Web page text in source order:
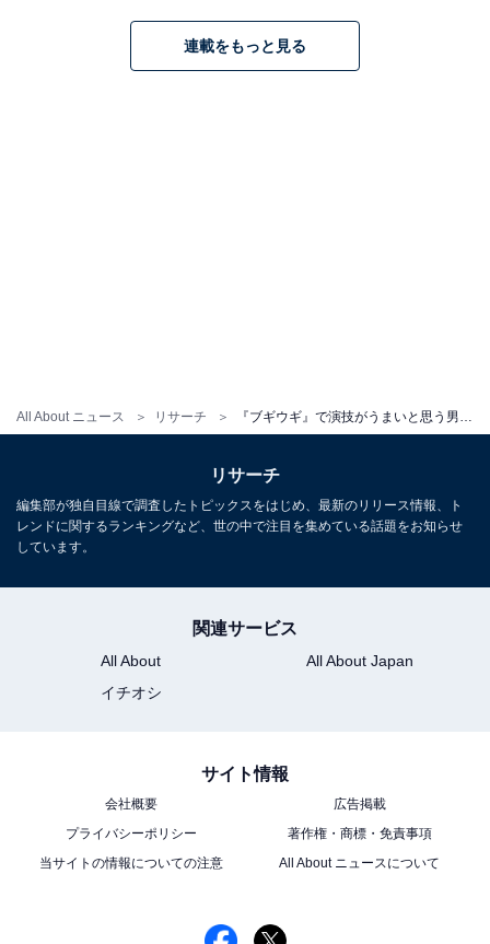
All About ニュース リサーチ
すごいと思います」（30代女性／埼玉県）、「テンショ
ンが高い時の演技が唯一無二だと思うから」（40代女性
ビや芸能人に関するコラムなどを執筆。編集プロダクシ
ョン「ゆるま」を立ち上げる。
次ページ
9位までの全ランキング結果を見
連載をもっと見る
リサーチ
編集部が独自目線で調査したトピックスをはじめ、最新のリリース情報、ト
レンドに関するランキングなど、世の中で注目を集めている話題をお知らせ
しています。
関連サービス
All About
All About Japan
イチオシ
サイト情報
会社概要
広告掲載
プライバシーポリシー
著作権・商標・免責事項
当サイトの情報についての注意
All About ニュースについて